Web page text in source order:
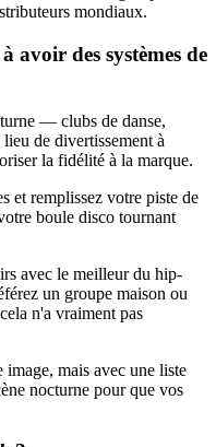
mondiaux.
avoir des systèmes de
— clubs de danse,
de divertissement à
la fidélité à la marque.
et remplissez votre piste de
boule disco tournant
avec le meilleur du hip-
un groupe maison ou
n'a vraiment pas
mais avec une liste
nocturne pour que vos